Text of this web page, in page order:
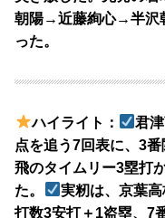
朝陽→近藤絢心→半沢
った。
ハイライト：
君
点を追う7回表に、3
飛のタイムリー3塁打
た。
実籾は、京葉
打数3安打＋1盗塁、7